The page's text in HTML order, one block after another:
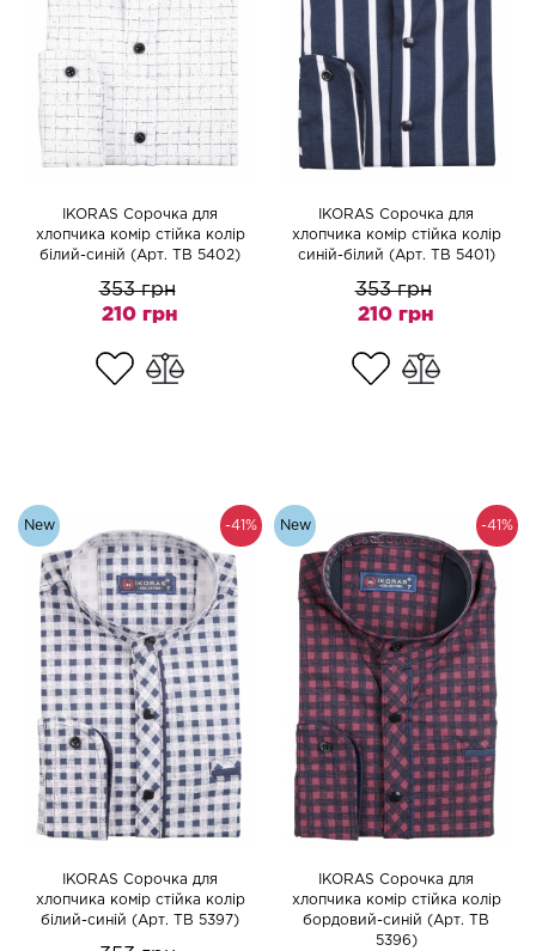
IKORAS Сорочка для
хлопчика комір стійка колір
білий-синій (Арт. TB 5402)
353 грн
210 грн
IKORAS Сорочка для
хлопчика комір стійка колір
синій-білий (Арт. TB 5401)
353 грн
210 грн
-41%
New
IKORAS Сорочка для
хлопчика комір стійка колір
білий-синій (Арт. TB 5397)
-41%
New
IKORAS Сорочка для
хлопчика комір стійка колір
бордовий-синій (Арт. TB
5396)